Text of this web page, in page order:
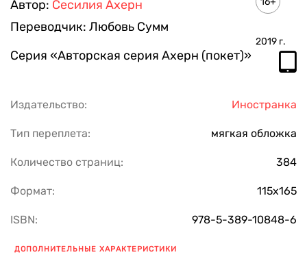
Автор: Сесилия Ахерн
Переводчик: Любовь Сумм
2019 г.
Серия «Авторская серия Ахерн (покет)»
Издательство: Иностранка
Тип переплета: мягкая обложка
Количество страниц: 384
Формат: 115х165
ISBN: 978-5-389-10848-6
ДОПОЛНИТЕЛЬНЫЕ ХАРАКТЕРИСТИКИ